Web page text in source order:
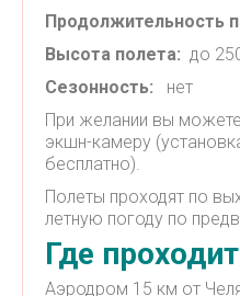
Продолжительность
Высота полета: до
Сезонность:
нет
При желании вы
экшн-камеру
бесплатно).
Полеты проходят по
летную погоду по
Где
Аэродром 15 км от